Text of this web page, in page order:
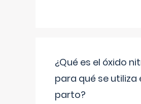
¿Qué es el óxido
para qué se utiliza
parto?